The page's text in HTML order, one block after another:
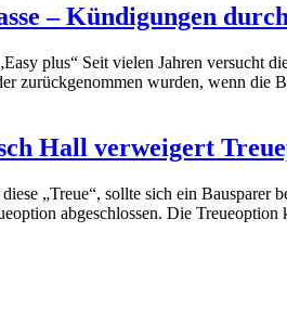
– Kündigungen
plus“ Seit vielen Jahren versucht
zurückgenommen wurden, wenn die
Hall verweigert
„Treue“, sollte sich ein
abgeschlossen. Die